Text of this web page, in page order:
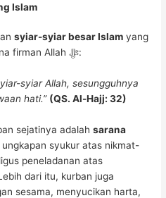
Islam
syiar-syiar besar Islam yang
wajib diagungkan, sebagaimana firman Allah ﷻ:
syiar Allah, sesungguhnya
hati.” (QS. Al-Hajj: 32)
sejatinya adalahsarana
ungkapan syukur atas nikmat-
peneladanan atas
dari itu, kurban juga
sesama, menyucikan harta,